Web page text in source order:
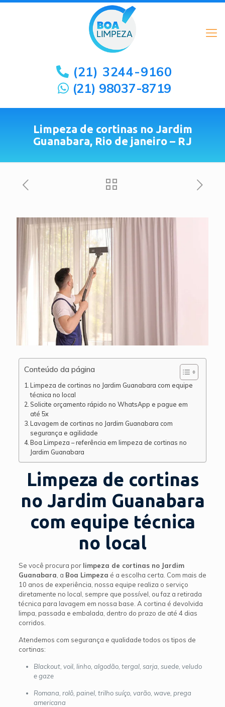
(21) 3244-9160
(21) 98037-8719
Limpeza de cortinas no Jardim
Guanabara, Rio de janeiro – RJ
Conteúdo da página
Limpeza de cortinas no Jardim Guanabara com equipe
técnica no local
Solicite orçamento rápido no WhatsApp e pague em
até 5x
Lavagem de cortinas no Jardim Guanabara com
segurança e agilidade
Boa Limpeza – referência em limpeza de cortinas no
Jardim Guanabara
Limpeza de cortinas
no Jardim Guanabara
com equipe técnica
no local
Se você procura por limpeza de cortinas no Jardim
Guanabara , a Boa Limpeza é a escolha certa. Com mais de
10 anos de experiência, nossa equipe realiza o serviço
diretamente no local, sempre que possível, ou faz a retirada
técnica para lavagem em nossa base. A cortina é devolvida
limpa, passada e embalada, dentro do prazo de até 4 dias
corridos.
Atendemos com segurança e qualidade todos os tipos de
cortinas:
Blackout, voil, linho, algodão, tergal, sarja, suede, veludo
e gaze
Romana, rolô, painel, trilho suíço, varão, wave, prega
americana